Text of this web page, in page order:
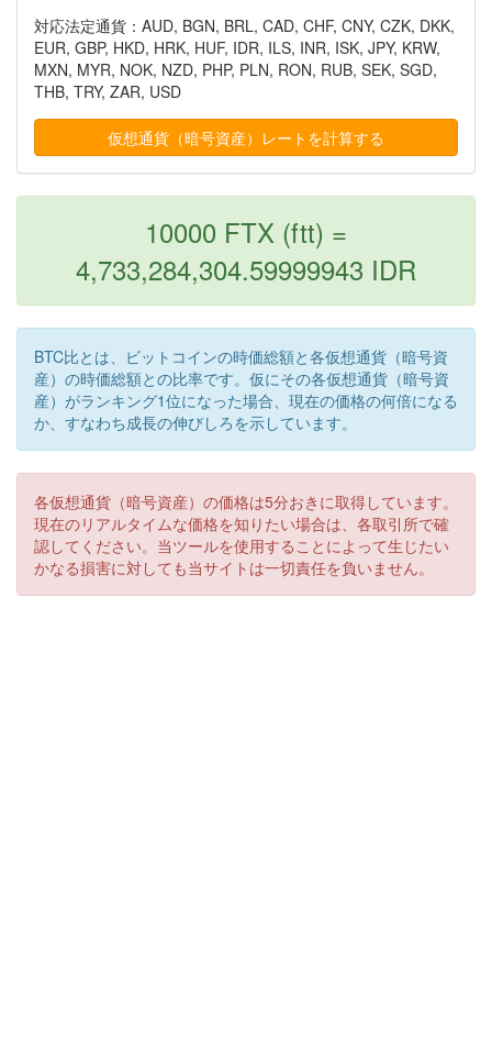
対応法定通貨：AUD, BGN, BRL, CAD, CHF, CNY, CZK, DKK,
EUR, GBP, HKD, HRK, HUF, IDR, ILS, INR, ISK, JPY, KRW,
MXN, MYR, NOK, NZD, PHP, PLN, RON, RUB, SEK, SGD,
THB, TRY, ZAR, USD
10000 FTX (ftt) =
4,733,284,304.59999943 IDR
BTC比とは、ビットコインの時価総額と各仮想通貨（暗号資
産）の時価総額との比率です。仮にその各仮想通貨（暗号資
産）がランキング1位になった場合、現在の価格の何倍になる
か、すなわち成長の伸びしろを示しています。
各仮想通貨（暗号資産）の価格は5分おきに取得しています。
現在のリアルタイムな価格を知りたい場合は、各取引所で確
認してください。当ツールを使用することによって生じたい
かなる損害に対しても当サイトは一切責任を負いません。